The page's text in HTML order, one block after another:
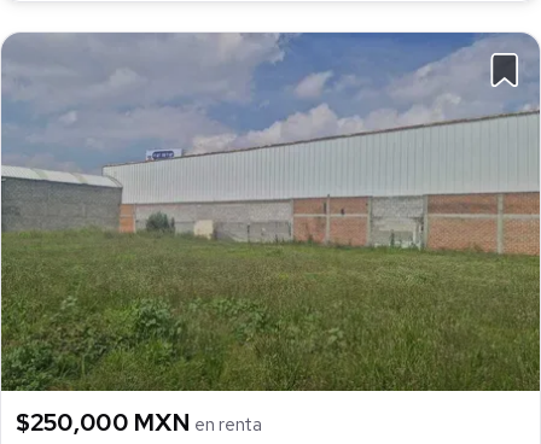
$250,000 MXN en renta